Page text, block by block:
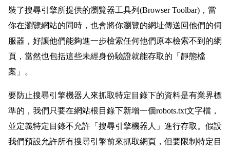
裝了搜尋引擎所提供的瀏覽器工具列(Browser Toolbar)，當
你在瀏覽網站的同時，也會將你瀏覽的網址傳送回他們的伺
服器，好讓他們能夠進一步檢索任何他們原本檢索不到的網
頁，當然也包括這些未經身份驗證就能存取的「靜態檔
案」。
要防止搜尋引擎機器人來抓取特定目錄下的資料是有業界標
準的，我們只要在網站根目錄下新增一個robots.txt文字檔，
並定義特定目錄不允許「搜尋引擎機器人」進行存取。假設
我們預設允許所有搜尋引擎前來抓取網頁，但要限制特定目